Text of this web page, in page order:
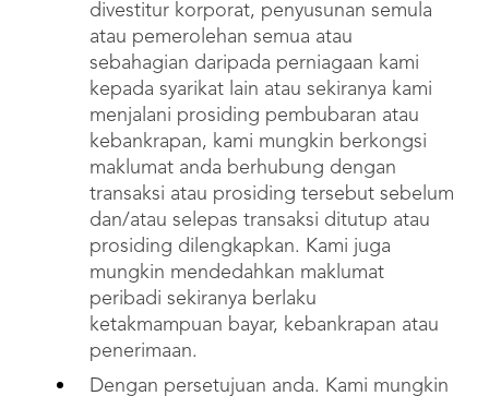
divestitur korporat, penyusunan semula
atau pemerolehan semua atau
sebahagian daripada perniagaan kami
kepada syarikat lain atau sekiranya kami
menjalani prosiding pembubaran atau
kebankrapan, kami mungkin berkongsi
maklumat anda berhubung dengan
transaksi atau prosiding tersebut sebelum
dan/atau selepas transaksi ditutup atau
prosiding dilengkapkan. Kami juga
mungkin mendedahkan maklumat
peribadi sekiranya berlaku
ketakmampuan bayar, kebankrapan atau
penerimaan.
Dengan persetujuan anda. Kami mungkin